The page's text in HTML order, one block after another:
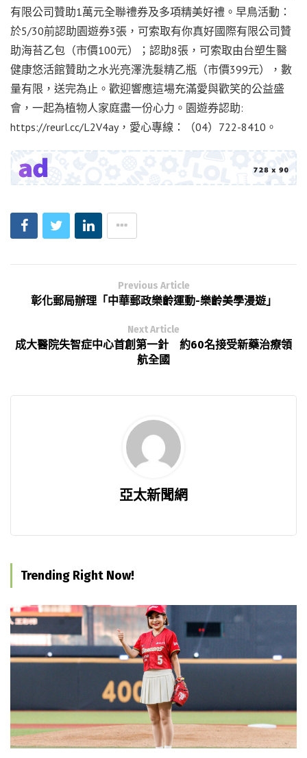
有限公司贊助1萬元全聯禮券及多項精美好禮。早鳥活動：
於5/30前認助園遊券3張，可索取有你真好國際有限公司贊
助海苔乙包（市價100元）；認助8張，可索取由台塑生醫
健康悠活館贊助之水光亮澤洗髮精乙瓶（市價399元），數
量有限，送完為止。歡迎響應這場充滿愛與歡笑的公益盛
會，一起為植物人家庭盡一份心力。園遊券認助:
https://reurl.cc/L2V4ay，愛心專線：（04）722-8410。
Previous Article
彰化郵局辦理「中華郵政樂齡運動-樂齡美學漫遊」
Next Article
成大醫院失智症中心首創第一針 約60名接受新藥治療領
航全國
亞太新聞網
Trending Right Now!